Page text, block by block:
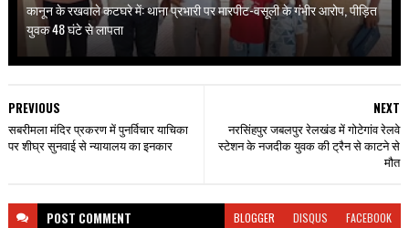
कानून के रखवाले कटघरे में: थाना प्रभारी पर मारपीट-वसूली के गंभीर आरोप, पीड़ित
युवक 48 घंटे से लापता
NEXT
नरसिंहपुर जबलपुर रेलखंड में गोटेगांव रेलवे
स्टेशन के नजदीक युवक की ट्रैन से काटने से
मौत
PREVIOUS
सबरीमला मंदिर प्रकरण में पुनर्विचार याचिका
पर शीघ्र सुनवाई से न्यायालय का इनकार
POST COMMENT BLOGGER DISQUS FACEBOOK